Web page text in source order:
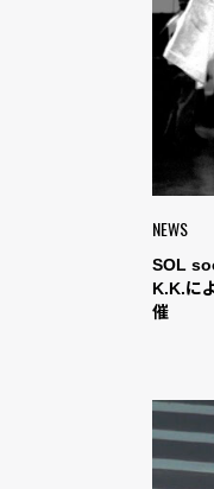
NEWS
SOL
K.K.に
催